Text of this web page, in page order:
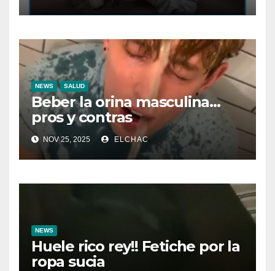
NEWS SALUD
Beber la orina masculina…
pros y contras
NOV 25, 2025 ELCHAC
NEWS
Huele rico rey!! Fetiche por la
ropa sucia